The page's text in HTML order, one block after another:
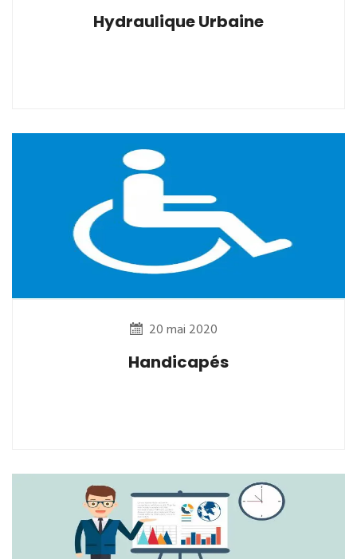
Hydraulique Urbaine
20 mai 2020
Handicapés